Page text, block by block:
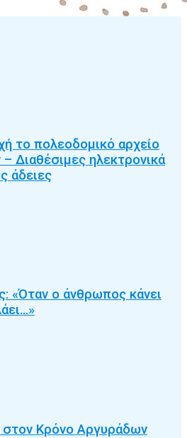
το πολεοδομικό αρχείο
Διαθέσιμες ηλεκτρονικά
άδειες
«Όταν ο άνθρωπος κάνει
στον Κρόνο Αργυράδων